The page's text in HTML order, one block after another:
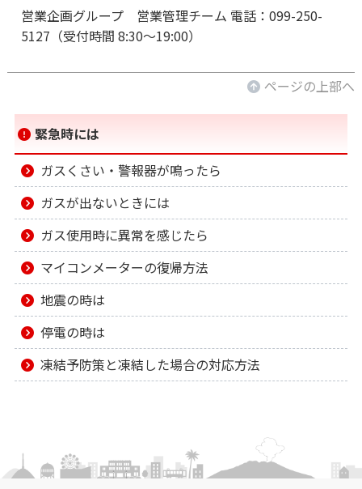
営業企画グループ 営業管理チーム 電話：099-250-
5127（受付時間 8:30～19:00）
ページの上部へ
緊急時には
ガスくさい・警報器が鳴ったら
ガスが出ないときには
ガス使用時に異常を感じたら
マイコンメーターの復帰方法
地震の時は
停電の時は
凍結予防策と凍結した場合の対応方法